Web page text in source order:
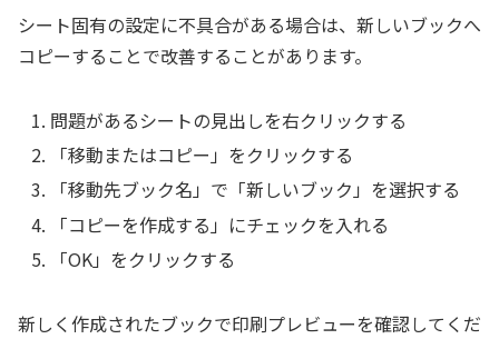
シート固有の設定に不具合がある場合は、新しいブックへ
コピーすることで改善することがあります。
問題があるシートの見出しを右クリックする
「移動またはコピー」をクリックする
「移動先ブック名」で「新しいブック」を選択する
「コピーを作成する」にチェックを入れる
「OK」をクリックする
新しく作成されたブックで印刷プレビューを確認してくだ